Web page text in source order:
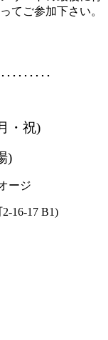
てご参加下さい。
････････
・祝)
)
ージ
16-17 B1)